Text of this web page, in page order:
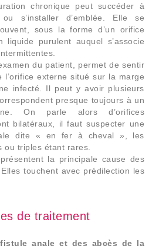
chronique peut succéder à
s’installer d’emblée. Elle se
sous la forme d’un orifice
liquide purulent auquel s’associe
du patient, permet de sentir
l’orifice externe situé sur la marge
infecté. Il peut y avoir plusieurs
presque toujours à un
On parle alors d’orifices
bilatéraux, il faut suspecter une
dite « en fer à cheval », les
ou triples étant rares.
la principale cause des
touchent avec prédilection les
de traitement
anale et des abcès de la